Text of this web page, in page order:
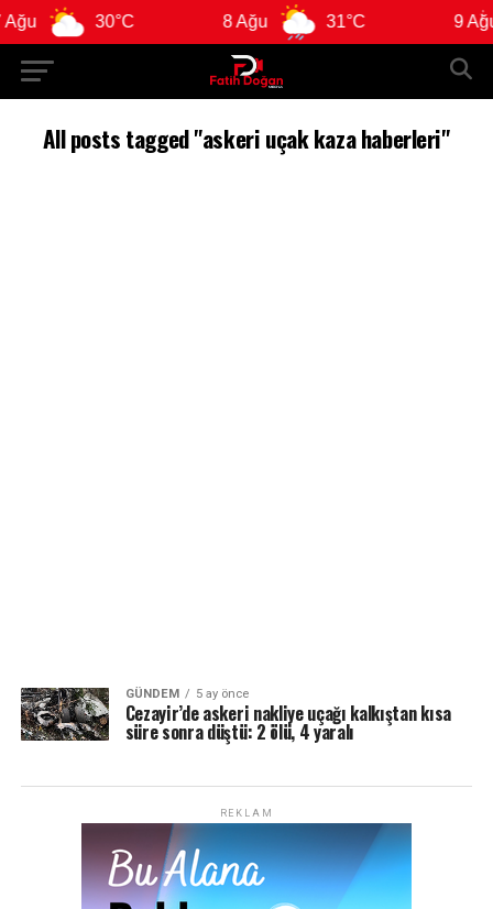
30°C 8 Ağu 31°C 9 Ağu
All posts tagged "askeri uçak kaza haberleri"
GÜNDEM 5 ay önce
Cezayir’de askeri nakliye uçağı kalkıştan kısa
süre sonra düştü: 2 ölü, 4 yaralı
REKLAM